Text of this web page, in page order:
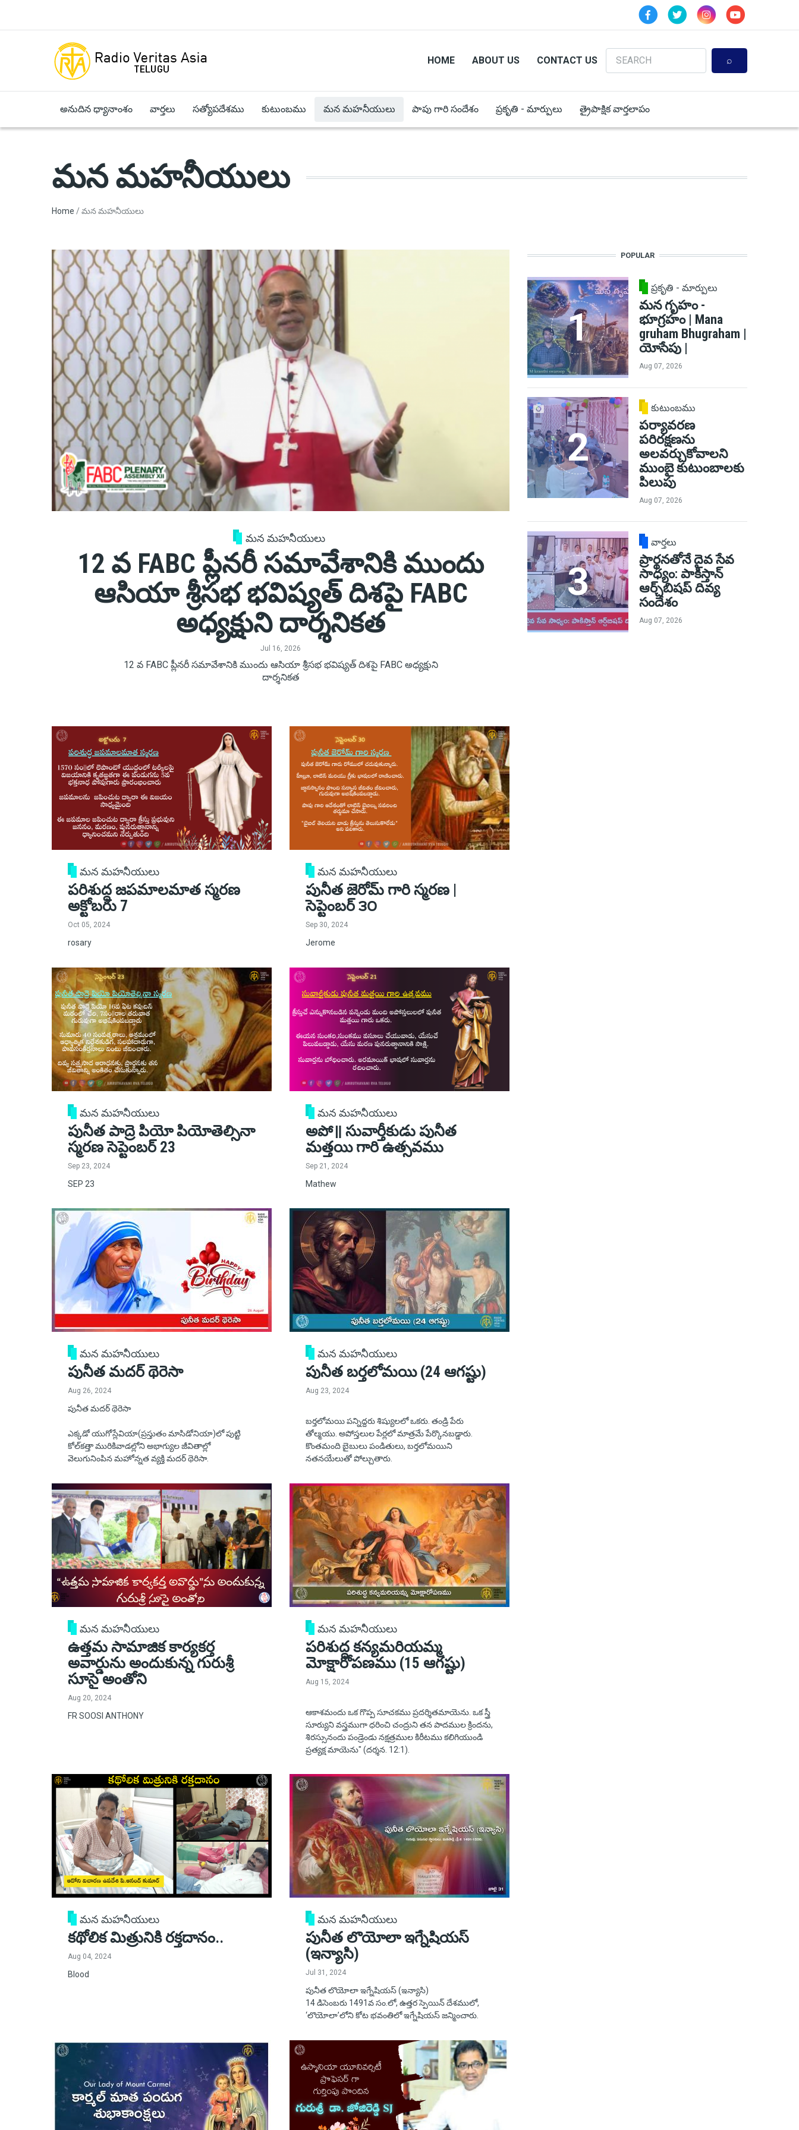
HOME ABOUT US CONTACT US
Search
అనుదిన ధ్యానాంశం వార్తలు సత్యోపదేశము కుటుంబము మన మహనీయులు పాపు గారి సందేశం ప్రకృతి - మార్పులు త్రైపాక్షిక వార్తలాపం
మన మహనీయులు
Breadcrumb
Home మన మహనీయులు
మన మహనీయులు
12 వ FABC ప్లీనరీ సమావేశానికి ముందు
ఆసియా శ్రీసభ భవిష్యత్ దిశపై FABC
అధ్యక్షుని దార్శనికత
Jul 16, 2026
12 వ FABC ప్లీనరీ సమావేశానికి ముందు ఆసియా శ్రీసభ భవిష్యత్ దిశపై FABC అధ్యక్షుని
దార్శనికత
మన మహనీయులు
పరిశుద్ధ జపమాలమాత స్మరణ
అక్టోబరు 7
Oct 05, 2024
rosary
మన మహనీయులు
పునీత జెరోమ్ గారి స్మరణ |
సెప్టెంబర్ ౩౦
Sep 30, 2024
Jerome
మన మహనీయులు
పునీత పాద్రె పియో పియోతెల్సినా
స్మరణ సెప్టెంబర్ 23
Sep 23, 2024
SEP 23
మన మహనీయులు
అపో॥ సువార్తీకుడు పునీత
మత్తయి గారి ఉత్సవము
Sep 21, 2024
Mathew
మన మహనీయులు
పునీత మదర్ థెరెసా
Aug 26, 2024
పునీత మదర్ థెరెసా
ఎక్కడో యుగోస్లేవియా(ప్రస్తుతం మాసిడోనియా)లో పుట్టి
కోల్‌కత్తా మురికివాడల్లోని అభాగ్యుల జీవితాల్లో
వెలుగునింపిన మహోన్నత వ్యక్తి మదర్ థెరిసా.
మన మహనీయులు
పునీత బర్తలోమయి (24 ఆగష్టు)
Aug 23, 2024
బర్తలోమయి పన్నిద్దరు శిష్యులలో ఒకరు. తండ్రి పేరు
తోల్మయు. అపోస్తలుల పేర్లలో మాత్రమే పేర్కొనబడ్డారు.
కొంతమంది బైబులు పండితులు, బర్తలోమయిని
నతనయేలుతో పోల్చుతారు.
మన మహనీయులు
ఉత్తమ సామాజిక కార్యకర్త
అవార్డును అందుకున్న గురుశ్రీ
సూసై అంతోని
Aug 20, 2024
FR SOOSI ANTHONY
మన మహనీయులు
పరిశుద్ధ కన్యమరియమ్మ
మోక్షారోపణము (15 ఆగష్టు)
Aug 15, 2024
ఆకాశమందు ఒక గొప్ప సూచకము ప్రదర్శితమాయెను. ఒక స్త్రీ
సూర్యుని వస్త్రముగా ధరించి చంద్రుని తన పాదముల క్రిందను,
శిరస్సునందు పండ్రెండు నక్షత్రముల కిరీటము కలిగియుండి
ప్రత్యక్ష మాయెను" (దర్శన. 12:1).
మన మహనీయులు
కథోలిక మిత్రునికి రక్తదానం..
Aug 04, 2024
Blood
మన మహనీయులు
పునీత లొయోలా ఇగ్నేషియస్
(ఇన్యాసి)
Jul 31, 2024
పునీత లొయోలా ఇగ్నేషియస్ (ఇన్యాసి)
14 డిసెంబరు 1491వ సం.లో, ఉత్తర స్పెయిన్ దేశములో,
‘లొయోలా’లోని కోట భవంతిలో ఇగ్నేషియస్ జన్మించారు.
POPULAR
ప్రకృతి - మార్పులు
మన గృహం -
భూగ్రహం | Mana
gruham Bhugraham |
యోసేపు |
Aug 07, 2026
కుటుంబము
పర్యావరణ
పరిరక్షణను
అలవర్చుకోవాలని
ముంబై కుటుంబాలకు
పిలుపు
Aug 07, 2026
వార్తలు
ప్రార్థనతోనే దైవ సేవ
సాధ్యం: పాకిస్తాన్‌
ఆర్చ్‌బిషప్ దివ్య
సందేశం
Aug 07, 2026